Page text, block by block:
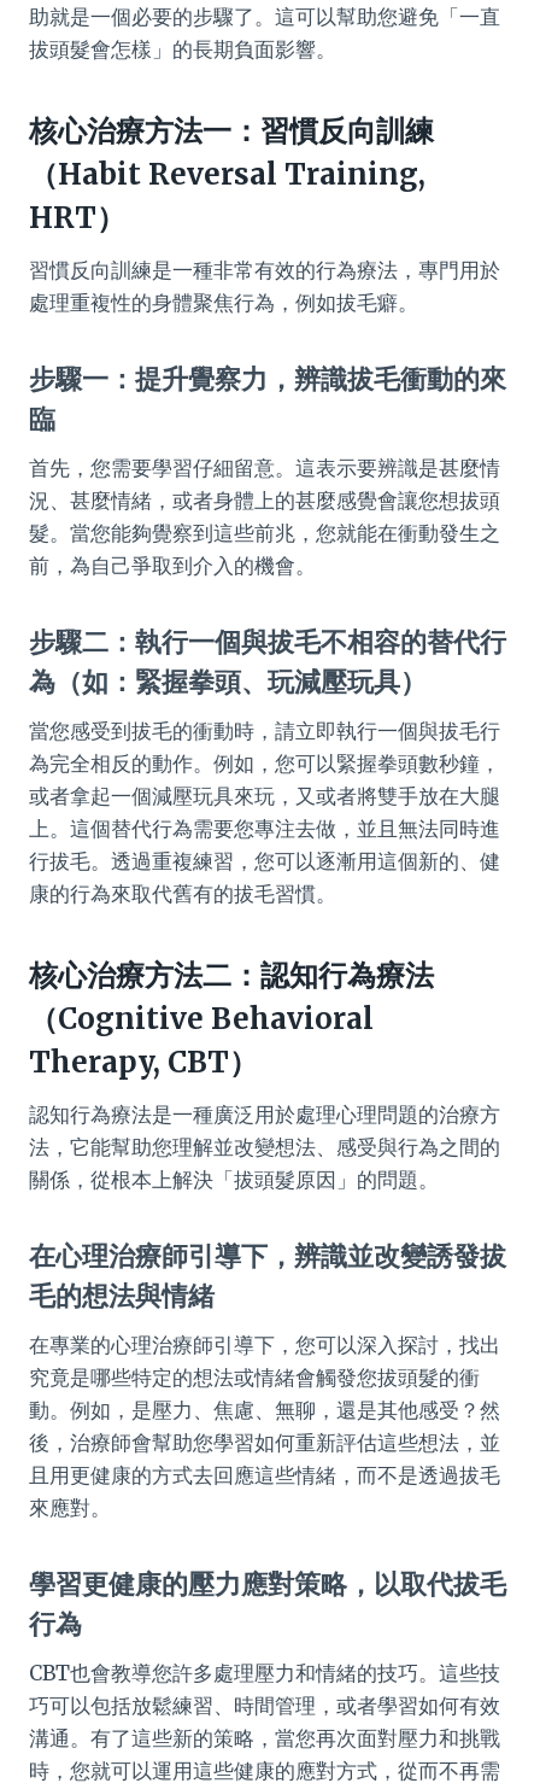
助就是一個必要的步驟了。這可以幫助您避免「一直
拔頭髮會怎樣」的長期負面影響。
核心治療方法一：習慣反向訓練
（Habit Reversal Training,
HRT）
習慣反向訓練是一種非常有效的行為療法，專門用於
處理重複性的身體聚焦行為，例如拔毛癖。
步驟一：提升覺察力，辨識拔毛衝動的來
臨
首先，您需要學習仔細留意。這表示要辨識是甚麼情
況、甚麼情緒，或者身體上的甚麼感覺會讓您想拔頭
髮。當您能夠覺察到這些前兆，您就能在衝動發生之
前，為自己爭取到介入的機會。
步驟二：執行一個與拔毛不相容的替代行
為（如：緊握拳頭、玩減壓玩具）
當您感受到拔毛的衝動時，請立即執行一個與拔毛行
為完全相反的動作。例如，您可以緊握拳頭數秒鐘，
或者拿起一個減壓玩具來玩，又或者將雙手放在大腿
上。這個替代行為需要您專注去做，並且無法同時進
行拔毛。透過重複練習，您可以逐漸用這個新的、健
康的行為來取代舊有的拔毛習慣。
核心治療方法二：認知行為療法
（Cognitive Behavioral
Therapy, CBT）
認知行為療法是一種廣泛用於處理心理問題的治療方
法，它能幫助您理解並改變想法、感受與行為之間的
關係，從根本上解決「拔頭髮原因」的問題。
在心理治療師引導下，辨識並改變誘發拔
毛的想法與情緒
在專業的心理治療師引導下，您可以深入探討，找出
究竟是哪些特定的想法或情緒會觸發您拔頭髮的衝
動。例如，是壓力、焦慮、無聊，還是其他感受？然
後，治療師會幫助您學習如何重新評估這些想法，並
且用更健康的方式去回應這些情緒，而不是透過拔毛
來應對。
學習更健康的壓力應對策略，以取代拔毛
行為
CBT也會教導您許多處理壓力和情緒的技巧。這些技
巧可以包括放鬆練習、時間管理，或者學習如何有效
溝通。有了這些新的策略，當您再次面對壓力和挑戰
時，您就可以運用這些健康的應對方式，從而不再需